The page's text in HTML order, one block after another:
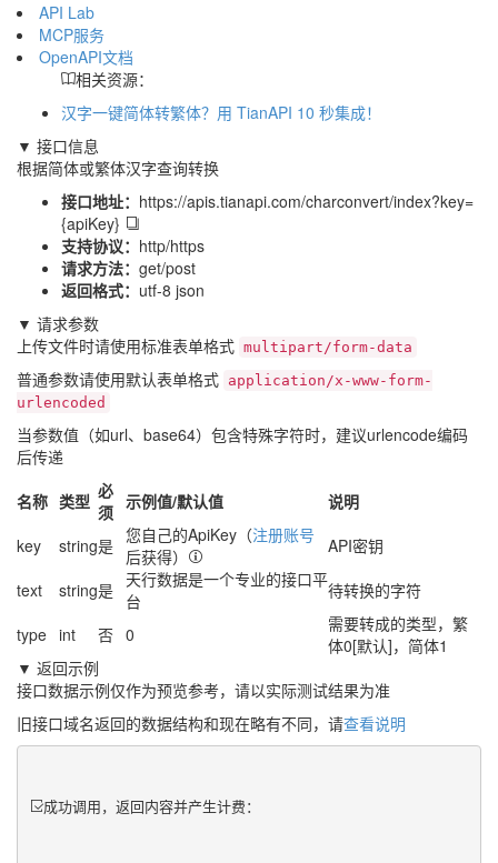
API Lab
MCP服务
OpenAPI文档
相关资源：
汉字一键简体转繁体？用 TianAPI 10 秒集成！
▼ 接口信息
根据简体或繁体汉字查询转换
接口地址： https://apis.tianapi.com/charconvert/index?key=
{apiKey}
支持协议： http/https
请求方法： get/post
返回格式： utf-8 json
▼ 请求参数
上传文件时请使用标准表单格式 multipart/form-data
普通参数请使用默认表单格式 application/x-www-form-
urlencoded
当参数值（如url、base64）包含特殊字符时，建议urlencode编码
后传递
名称 类型 必
须 示例值/默认值
说明
key
string是 您自己的ApiKey（注册账号
后获得）
API密钥
text
string是 天行数据是一个专业的接口平
台
待转换的字符
type int 否 0
需要转成的类型，繁
体0[默认]，简体1
▼ 返回示例
接口数据示例仅作为预览参考，请以实际测试结果为准
旧接口域名返回的数据结构和现在略有不同，请查看说明
成功调用，返回内容并产生计费：